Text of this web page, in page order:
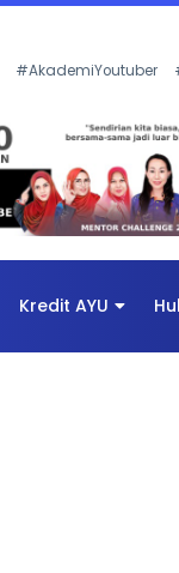
#AkademiYoutuber
Kredit AYU